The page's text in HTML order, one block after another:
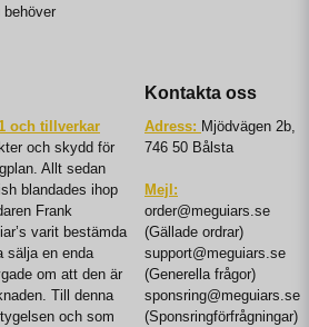
behöver
och tillverkar
och skydd för
Allt sedan
blandades ihop
Frank
varit bestämda
sälja en enda
om att den är
Till denna
och som
Kontakta oss
Adress: Mjödvägen 2b,
746 50 Bålsta
Mejl:
order@meguiars.se
(Gällade ordrar)
support@meguiars.se
(Generella frågor)
sponsring@meguiars.se
(Sponsringförfrågningar)